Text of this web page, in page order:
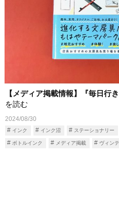
【メディア掲載情報】『毎日行
を読む
2024/08/30
インク インク沼 ステーショナリー
ボトルインク メディア掲載 ヴィン